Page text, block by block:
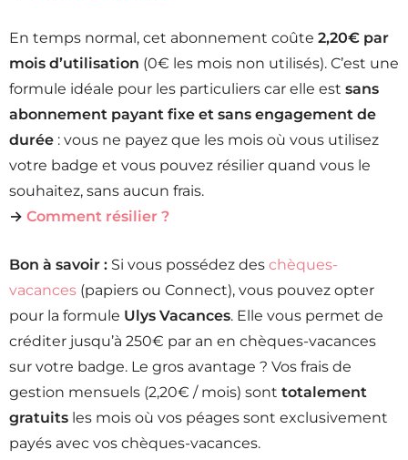
En temps normal, cet abonnement coûte 2,20€ par
mois d’utilisation (0€ les mois non utilisés). C’est une
formule idéale pour les particuliers car elle est sans
abonnement payant fixe et sans engagement de
durée : vous ne payez que les mois où vous utilisez
votre badge et vous pouvez résilier quand vous le
souhaitez, sans aucun frais.
→ Comment résilier ?
Bon à savoir : Si vous possédez des chèques-
vacances (papiers ou Connect), vous pouvez opter
pour la formule Ulys Vacances. Elle vous permet de
créditer jusqu’à 250€ par an en chèques-vacances
sur votre badge. Le gros avantage ? Vos frais de
gestion mensuels (2,20€ / mois) sont totalement
gratuits les mois où vos péages sont exclusivement
payés avec vos chèques-vacances.